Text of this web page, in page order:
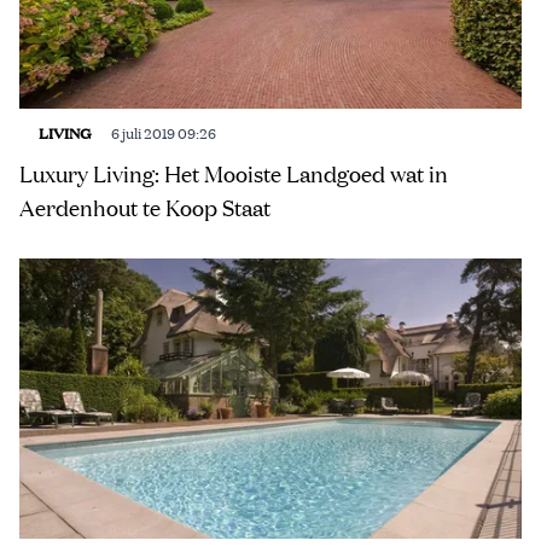
LIVING 6 juli 2019 09:26
Luxury Living: Het Mooiste Landgoed wat in
Aerdenhout te Koop Staat